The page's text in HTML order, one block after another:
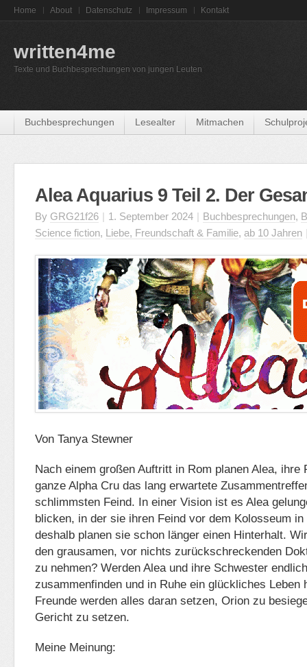
Home About Datenschutz Impressum Kontakt
written4me
Texte und Buchbesprechungen von jungen Leuten
Buchbesprechungen Lesealter Mitmachen
Alea Aquarius 9 Teil 2. Der
By GRG21f26 | 1. September 2024 | Buchbesprechungen,
Science fiction, Liebe, Freundschaft & Familie, ab 10 Jahren
Von Tanya Stewner
Nach einem großen Auftritt in Rom planen Alea, ihre
ganze Alpha Cru das lang erwartete
schlimmsten Feind. In einer Vision ist es Alea
blicken, in der sie ihren Feind vor dem Kolosseum
deshalb planen sie schon länger einen Hinterhalt.
den grausamen, vor nichts zurückschreckenden
zu nehmen? Werden Alea und ihre Schwester
zusammenfinden und in Ruhe ein glückliches Leben
Freunde werden alles daran setzen, Orion zu
Gericht zu setzen.
Meine Meinung: